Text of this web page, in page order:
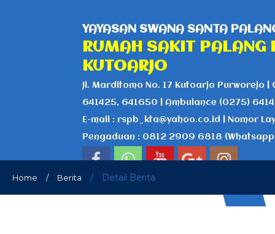
YAYASAN SWANA SANTA
RUMAH SAKIT PALANG
KUTOARJO
Jl. Marditomo No. 17 Kutoarjo Purworejo |
641425, 641650 | Ambulance (0275)
E-mail : rspb_kta@yahoo.co.id | Nomor
Pengaduan : 0812 2909 6818
Home / Berita / Detail Berita